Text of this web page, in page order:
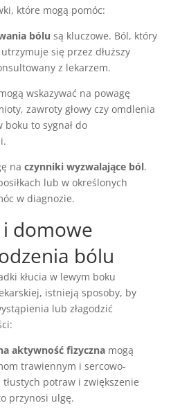
które mogą pomóc:
bólu są kluczowe. Ból, który
się przez dłuższy
z lekarzem.
wskazywać na powagę
zawroty głowy czy omdlenia
boku to sygnał do
naczynniki wyzwalające ból.
lub w określonych
w diagnozie.
domowe
bólu
kłucia w lewym boku
istnieją sposoby, by
lub złagodzić
aktywność fizyczna mogą
trawiennym i sercowo-
potraw i zwiększenie
przynosi ulgę.